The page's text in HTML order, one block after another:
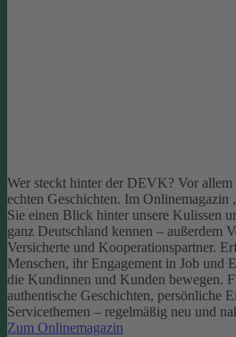
Wer steckt hinter der DEVK? Vor
echten Geschichten. Im Onlinemagazin
Sie einen Blick hinter unsere Kulissen
ganz Deutschland kennen – außerdem
Versicherte und Kooperationspartner.
Menschen, ihr Engagement in Job und
die Kundinnen und Kunden bewegen.
authentische Geschichten, persönliche
Servicethemen – regelmäßig neu und
Zum Onlinemagazin